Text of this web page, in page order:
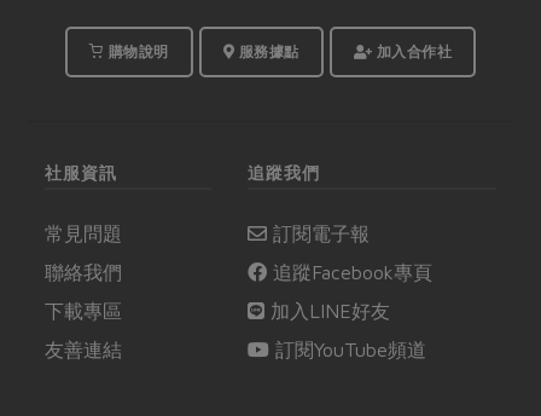
購物說明 服務據點 加入合作社
社服資訊
常見問題
聯絡我們
下載專區
友善連結
追蹤我們
訂閱電子報
追蹤Facebook專頁
加入LINE好友
訂閱YouTube頻道